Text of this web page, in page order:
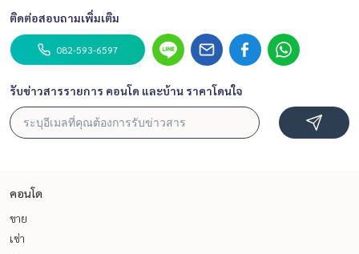
ติดต่อสอบถามเพิ่มเติม
082-593-6597
รับข่าวสารรายการ คอนโด และบ้าน ราคาโดนใจ
คอนโด
ขาย
เช่า